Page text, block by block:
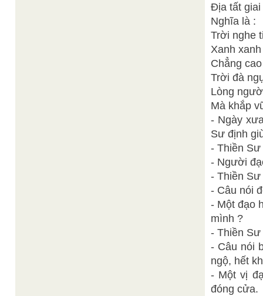
Địa tất giai
Nghĩa là :
Trời nghe
Xanh
Chẳng
Trời đà
Lòng
Mà khắp
- Ngày
Sư định
- Thiền
- Người
- Thiền
- Câu nói
- Một đạo
mình ?
- Thiền
- Câu nói
ngộ, hết
- Một vị
đóng cửa.